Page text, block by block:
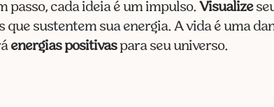
passo, cada ideia é um impulso.Visualize
sustentem sua energia. A vida é uma
energias positivaspara seu universo.